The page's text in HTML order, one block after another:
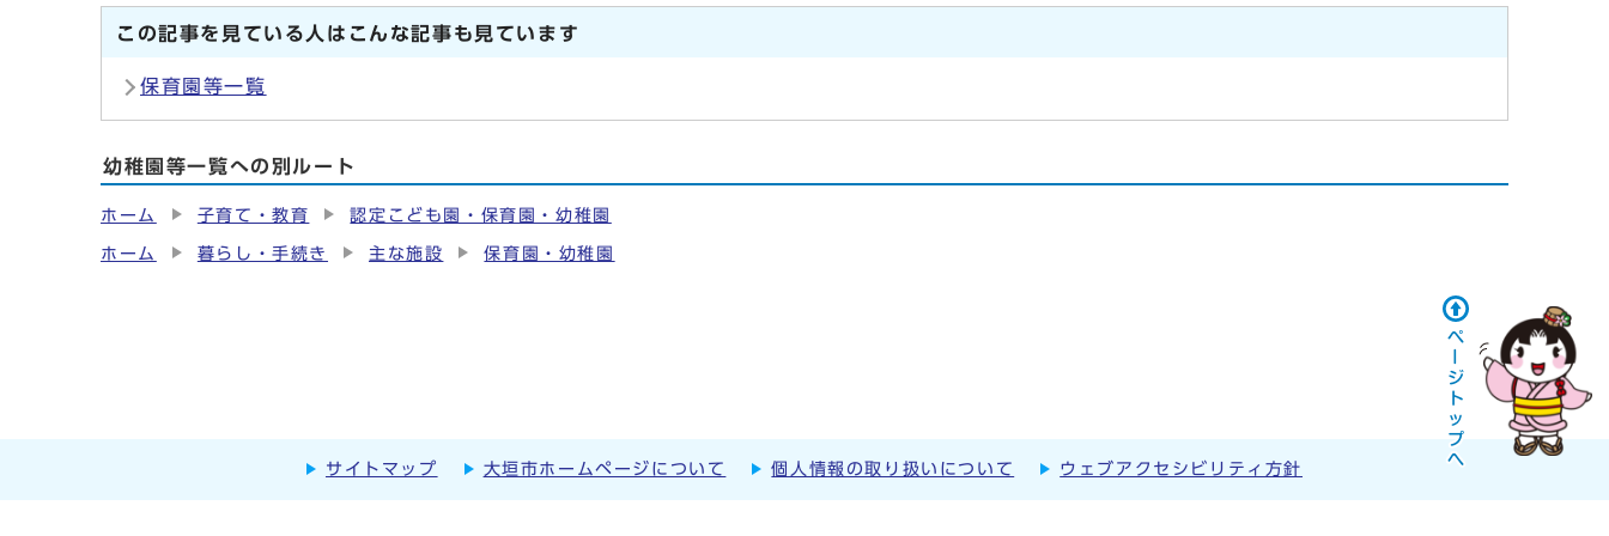
この記事を見ている人はこんな記事も見ています
保育園等一覧
幼稚園等一覧への別ルート
ホーム 子育て・教育 認定こども園・保育園・幼稚園
ホーム 暮らし・手続き 主な施設 保育園・幼稚園
サイトマップ 大垣市ホームページについて 個人情報の取り扱いについて ウェブアクセシビリティ方針